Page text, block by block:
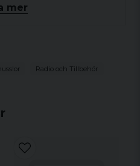
mer
Radio och Tillbehör